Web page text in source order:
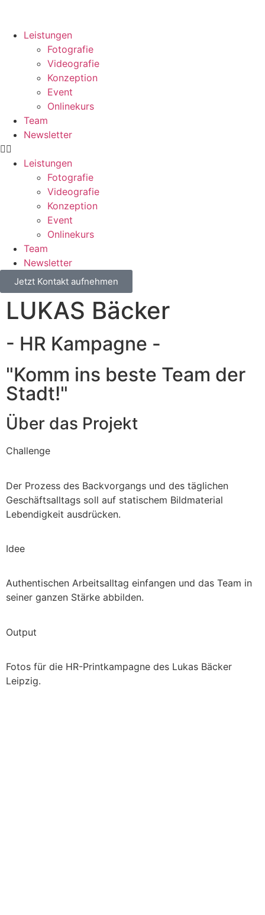
Leistungen
Fotografie
Videografie
Konzeption
Event
Onlinekurs
Team
Newsletter
Leistungen
Fotografie
Videografie
Konzeption
Event
Onlinekurs
Team
Newsletter
Jetzt Kontakt aufnehmen
LUKAS Bäcker
- HR Kampagne -
"Komm ins beste Team der
Stadt!"
Über das Projekt
Challenge
Der Prozess des Backvorgangs und des täglichen
Geschäftsalltags soll auf statischem Bildmaterial
Lebendigkeit ausdrücken.
Idee
Authentischen Arbeitsalltag einfangen und das Team in
seiner ganzen Stärke abbilden.
Output
Fotos für die HR-Printkampagne des Lukas Bäcker
Leipzig.